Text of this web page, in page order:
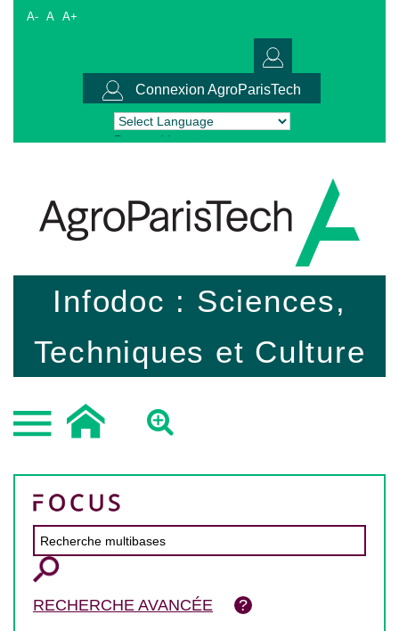
A- A A+
Connexion AgroParisTech
Powered by Translate
Infodoc : Sciences,
Techniques et Culture
RECHERCHE AVANCÉE